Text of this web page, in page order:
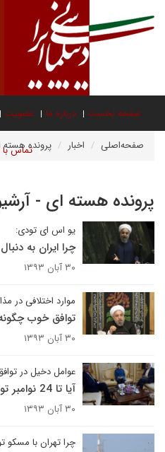
صفحه نخست درباره ما عضویت
تماس با صفحه‌اصلی اخبار پرونده هسته
پرونده هسته ای -
یو اس ای تودی:
چرا ایران به
۳۰ آبان ۱۳۹۳
موارد اختلافی در
توافق خوب
۳۰ آبان ۱۳۹۳
عوامل دخیل در
آیا تا 24 نوامبر توافق می شود؟
۳۰ آبان ۱۳۹۳
چرا تهران با مسکو